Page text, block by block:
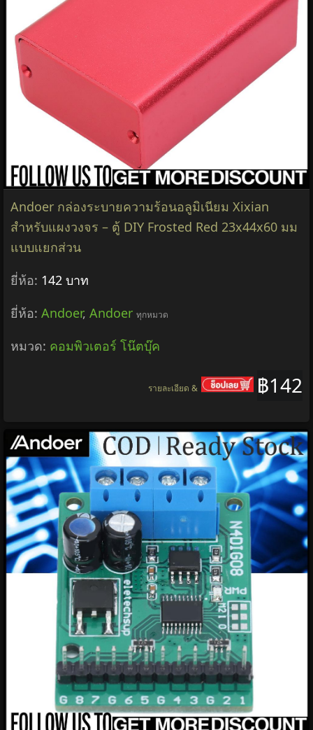
Andoer กล่องระบายความร้อนอลูมิเนียม Xixian
สำหรับแผงวงจร – ตู้ DIY Frosted Red 23x44x60 มม
แบบแยกส่วน
ยี่ห้อ: 142 บาท
ยี่ห้อ: Andoer, Andoer ทุกหมวด
หมวด: คอมพิวเตอร์ โน๊ตบุ๊ค
฿142
รายละเอียด &